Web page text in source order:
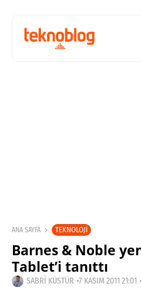
ANA SAYFA TEKNOLOJI
Barnes & Noble
Tablet’i tanıttı
SABRI KÜSTÜR 7 KASIM 2011 21:01